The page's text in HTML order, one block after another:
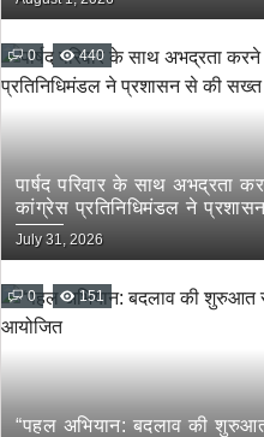
0 440
पार्षद परिवार के साथ अभद्रता
कांग्रेस प्रतिनिधिमंडल ने
मांग
July 31, 2026
0 151
“पहल अभियान: बदलाव की शुरुआत